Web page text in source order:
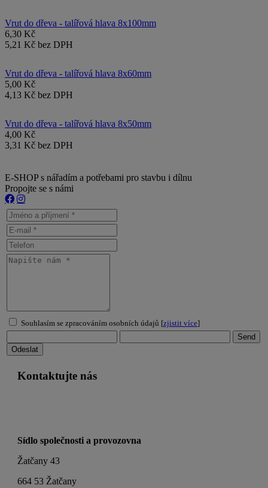
Vrut do dřeva - talířová hlava 8x100mm
6,30 Kč
5,21 Kč bez DPH
Vrut do dřeva - talířová hlava 8x60mm
5,00 Kč
4,13 Kč bez DPH
Vrut do dřeva - talířová hlava 8x50mm
4,00 Kč
3,31 Kč bez DPH
E-SHOP s nářadím a potřebami pro stavbu i dílnu
Propojte se s námi
Souhlasím se zpracováním osobních údajů [zjistit více]
Kontaktujte nás
Sídlo společnosti a provozovna
Žatčany 43
664 53 Žatčany